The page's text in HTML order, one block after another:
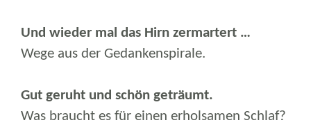
Und wieder mal das Hirn zermartert …
Wege aus der Gedankenspirale.
Gut geruht und schön geträumt.
Was braucht es für einen erholsamen Schlaf?